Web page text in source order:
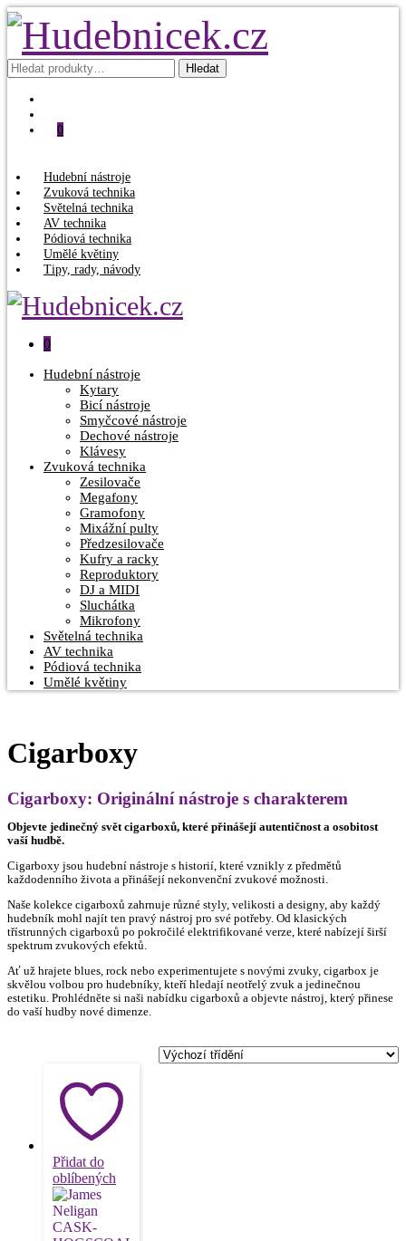
Hledat: Hledat
0
Hudební nástroje
Zvuková technika
Světelná technika
AV technika
Pódiová technika
Umělé květiny
Tipy, rady, návody
0
Hudební nástroje
Kytary
Bicí nástroje
Smyčcové nástroje
Dechové nástroje
Klávesy
Zvuková technika
Zesilovače
Megafony
Gramofony
Mixážní pulty
Předzesilovače
Kufry a racky
Reproduktory
DJ a MIDI
Sluchátka
Mikrofony
Světelná technika
AV technika
Pódiová technika
Umělé květiny
Cigarboxy
Cigarboxy: Originální nástroje s charakterem
Objevte jedinečný svět cigarboxů, které přinášejí autentičnost a osobitost
vaší hudbě.
Cigarboxy jsou hudební nástroje s historií, které vznikly z předmětů
každodenního života a přinášejí nekonvenční zvukové možnosti.
Naše kolekce cigarboxů zahrnuje různé styly, velikosti a designy, aby každý
hudebník mohl najít ten pravý nástroj pro své potřeby. Od klasických
třístrunných cigarboxů po pokročilé elektrifikované verze, které nabízejí širší
spektrum zvukových efektů.
Ať už hrajete blues, rock nebo experimentujete s novými zvuky, cigarbox je
skvělou volbou pro hudebníky, kteří hledají neotřelý zvuk a jedinečnou
estetiku. Prohlédněte si naši nabídku cigarboxů a objevte nástroj, který přinese
do vaší hudby nové dimenze.
Přidat do
oblíbených